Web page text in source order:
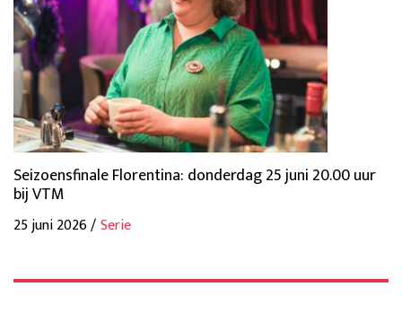
Seizoensfinale Florentina: donderdag 25 juni 20.00 uur
bij VTM
25 juni 2026 /Serie